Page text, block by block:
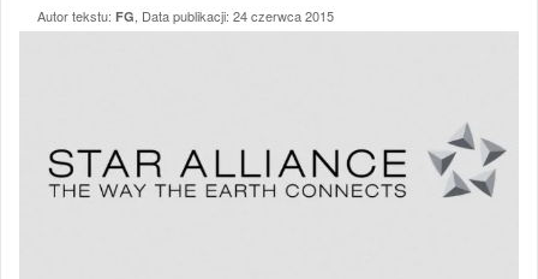
Autor tekstu: FG , Data publikacji: 24 czerwca 2015